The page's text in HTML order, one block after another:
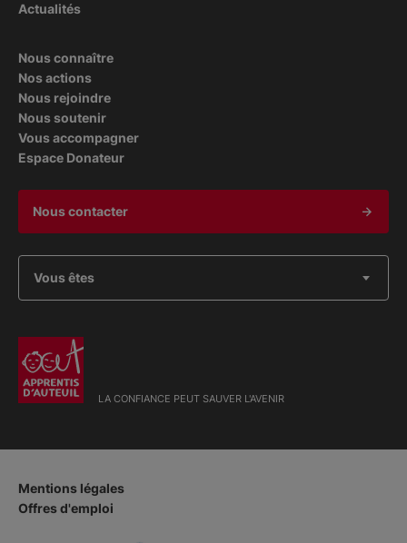
Actualités
Nous connaître
Nos actions
Nous rejoindre
Nous soutenir
Vous accompagner
Espace Donateur
Nous contacter
Vous êtes
LA CONFIANCE PEUT SAUVER L'AVENIR
Mentions légales
Offres d'emploi